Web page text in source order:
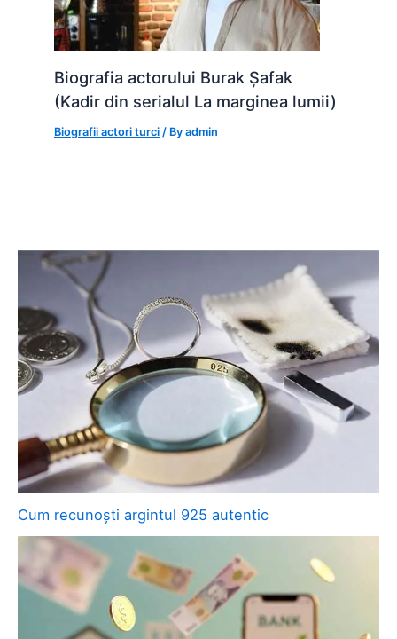
Biografia actorului Burak Șafak
(Kadir din serialul La marginea lumii)
Biografii actori turci / Byadmin
Cum recunoști argintul 925 autentic